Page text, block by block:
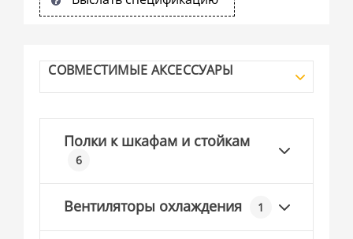
СОВМЕСТИМЫЕ АКСЕССУАРЫ
Полки к шкафам и стойкам
6
Вентиляторы охлаждения 1